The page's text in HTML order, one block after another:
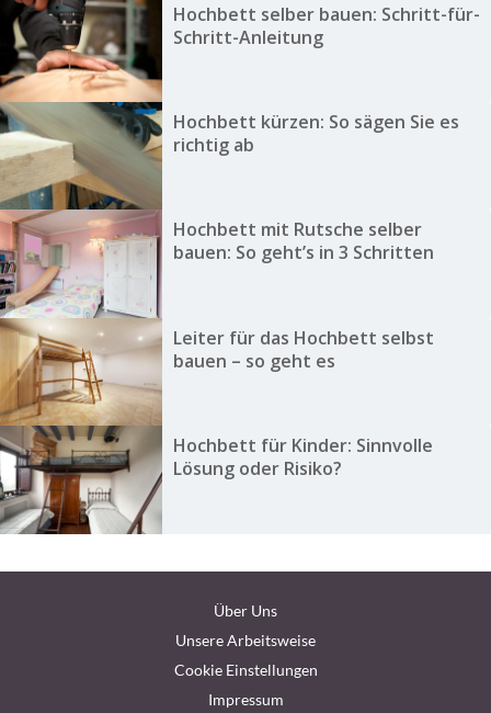
Hochbett selber bauen: Schritt-für-
Schritt-Anleitung
Hochbett kürzen: So sägen Sie es
richtig ab
Hochbett mit Rutsche selber
bauen: So geht’s in 3 Schritten
Leiter für das Hochbett selbst
bauen – so geht es
Hochbett für Kinder: Sinnvolle
Lösung oder Risiko?
Über Uns
Unsere Arbeitsweise
Cookie Einstellungen
Impressum